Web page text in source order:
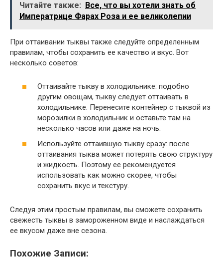
Читайте также: Все, что вы хотели знать об
Императрице Фарах Роза и ее великолепии
При оттаивании тыквы также следуйте определенным
правилам, чтобы сохранить ее качество и вкус. Вот
несколько советов:
Оттаивайте тыкву в холодильнике: подобно
другим овощам, тыкву следует оттаивать в
холодильнике. Перенесите контейнер с тыквой из
морозилки в холодильник и оставьте там на
несколько часов или даже на ночь.
Используйте оттаившую тыкву сразу: после
оттаивания тыква может потерять свою структуру
и жидкость. Поэтому ее рекомендуется
использовать как можно скорее, чтобы
сохранить вкус и текстуру.
Следуя этим простым правилам, вы сможете сохранить
свежесть тыквы в замороженном виде и наслаждаться
ее вкусом даже вне сезона.
Похожие Записи: